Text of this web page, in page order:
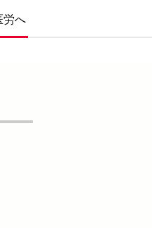
労へ